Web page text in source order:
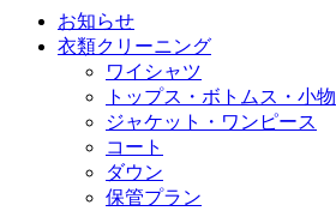
お知らせ
衣類クリーニング
ワイシャツ
トップス・ボトムス・小物
ジャケット・ワンピース
コート
ダウン
保管プラン